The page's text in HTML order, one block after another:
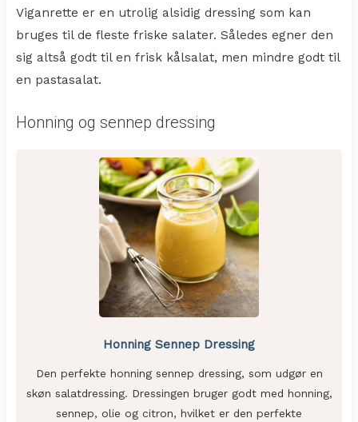
Viganrette er en utrolig alsidig dressing som kan
bruges til de fleste friske salater. Således egner den
sig altså godt til en frisk kålsalat, men mindre godt til
en pastasalat.
Honning og sennep dressing
Honning Sennep Dressing
Den perfekte honning sennep dressing, som udgør en
skøn salatdressing. Dressingen bruger godt med honning,
sennep, olie og citron, hvilket er den perfekte